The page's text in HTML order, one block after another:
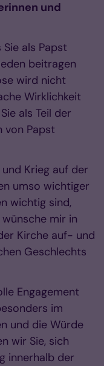
und
als Papst
beitragen
wird nicht
Wirklichkeit
als Teil der
von Papst
Krieg auf der
umso wichtiger
wichtig sind,
mir in
Kirche auf- und
Geschlechts
Engagement
im
und die Würde
wir Sie, sich
innerhalb der